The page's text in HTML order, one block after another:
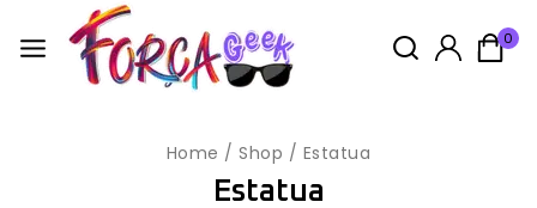
0
Home / Shop / Estatua
Estatua